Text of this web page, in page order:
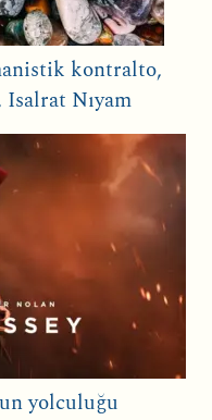
kontralto,
Nıyam
yolculuğu